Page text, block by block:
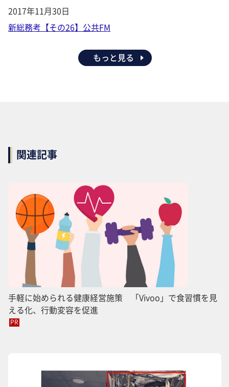
2017年11月30日
新総務考【その26】公共FM
もっと見る
関連記事
手軽に始められる健康経営施策 「Vivoo」で食習慣を見
える化、行動変容を促進
PR